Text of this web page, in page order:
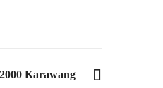
Karawang